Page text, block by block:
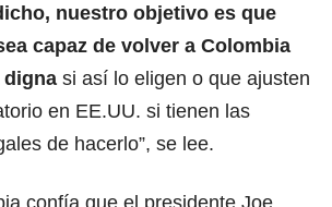
nuestro objetivo es que
capaz de volver a Colombia
digna si así lo eligen o que ajusten
en EE.UU. si tienen las
de hacerlo”, se lee.
confía que el presidente Joe